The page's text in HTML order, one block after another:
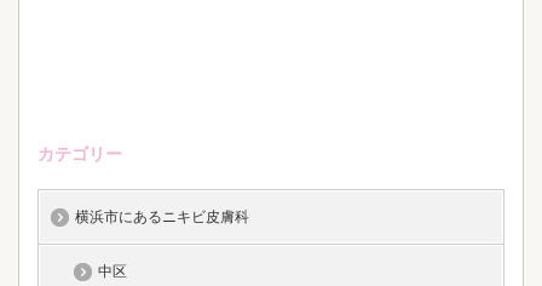
カテゴリー
横浜市にあるニキビ皮膚科
中区